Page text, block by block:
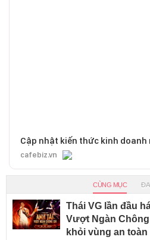
Cập nhật kiến thức kinh doanh
cafebiz.vn
CÙNG MỤC
Thái VG lần đầu
Vượt Ngàn
khỏi vùng an